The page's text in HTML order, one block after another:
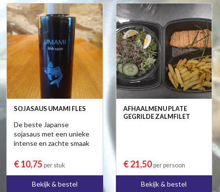
SOJASAUS UMAMI FLES
De beste Japanse
sojasaus met een unieke
intense en zachte smaak
€ 10,75 per stuk
Bekijk & bestel
AFHAALMENU PLATE
GEGRILDE ZALMFILET
€ 21,50per persoon
Bekijk & bestel